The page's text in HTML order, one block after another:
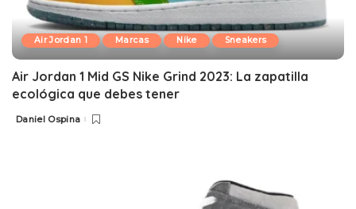
Air Jordan 1 Marcas Nike Sneakers
Air Jordan 1 Mid GS Nike Grind 2023: La zapatilla
ecológica que debes tener
Posted
Daniel Ospina